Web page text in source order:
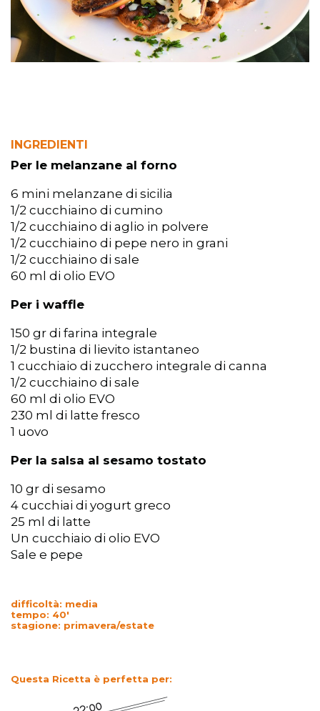
INGREDIENTI
Per le melanzane al forno
6 mini melanzane di sicilia
1/2 cucchiaino di cumino
1/2 cucchiaino di aglio in polvere
1/2 cucchiaino di pepe nero in grani
1/2 cucchiaino di sale
60 ml di olio EVO
Per i waffle
150 gr di farina integrale
1/2 bustina di lievito istantaneo
1 cucchiaio di zucchero integrale di canna
1/2 cucchiaino di sale
60 ml di olio EVO
230 ml di latte fresco
1 uovo
Per la salsa al sesamo tostato
10 gr di sesamo
4 cucchiai di yogurt greco
25 ml di latte
Un cucchiaio di olio EVO
Sale e pepe
difficoltà: media
tempo: 40′
stagione: primavera/estate
Questa Ricetta è perfetta per: